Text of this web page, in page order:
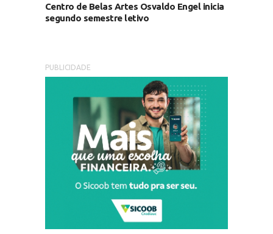
Centro de Belas Artes Osvaldo Engel inicia
segundo semestre letivo
PUBLICIDADE